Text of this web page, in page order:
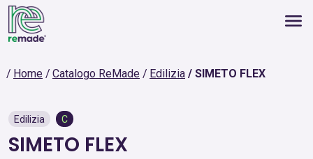
Home Catalogo ReMade Edilizia SIMETO FLEX
Edilizia C
SIMETO FLEX